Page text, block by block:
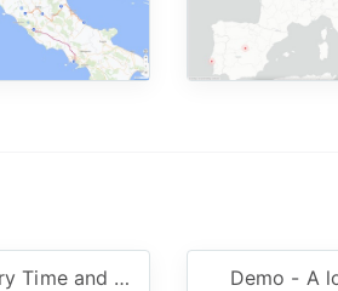
Demo - Delivery Time and Distance Demo - A